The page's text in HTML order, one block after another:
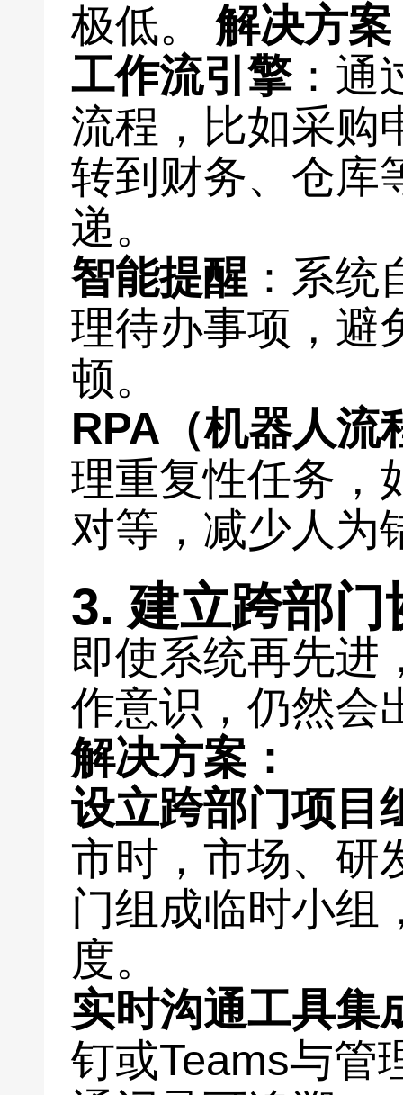
极低。解决方案
工作流引擎：通
流程，比如采购
转到财务、仓库
递。
智能提醒 ：系
理待办事项，避
顿。
RPA（机器人流
理重复性任务，
对等，减少人为
3. 建立跨部门
即使系统再先进
作意识，仍然会
解决方案：
设立跨部门项目
市时，市场、研
门组成临时小组
度。
实时沟通工具集
钉或Teams与管